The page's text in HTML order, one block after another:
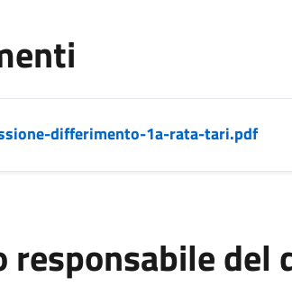
differimento-1a-rata-tari.pdf
responsabile del